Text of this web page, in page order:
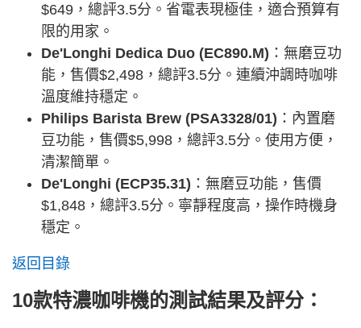
$649，總評3.5分。省電表現極佳，適合預算有
限的用家。
De'Longhi Dedica Duo (EC890.M) ：無磨豆功
能，售價$2,498，總評3.5分。連續沖調時咖啡
溫度維持穩定。
Philips Barista Brew (PSA3328/01) ：內置磨
豆功能，售價$5,998，總評3.5分。使用方便，
清潔簡單。
De'Longhi (ECP35.31) ：無磨豆功能，售價
$1,848，總評3.5分。寧靜程度高，操作時機身
穩定。
返回目錄
10款特濃咖啡機的測試結果及評分：